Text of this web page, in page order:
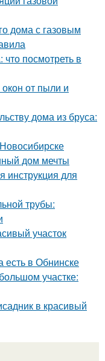
дома с газовым
посмотреть в
от пыли и
дома из бруса:
дом мечты
инструкция для
трубы:
участок
есть в Обнинске
участке:
в красивый